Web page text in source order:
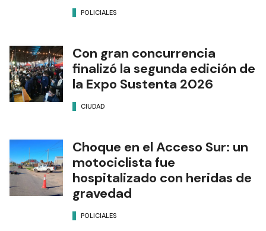
POLICIALES
Con gran concurrencia
finalizó la segunda edición de
la Expo Sustenta 2026
CIUDAD
Choque en el Acceso Sur: un
motociclista fue
hospitalizado con heridas de
gravedad
POLICIALES